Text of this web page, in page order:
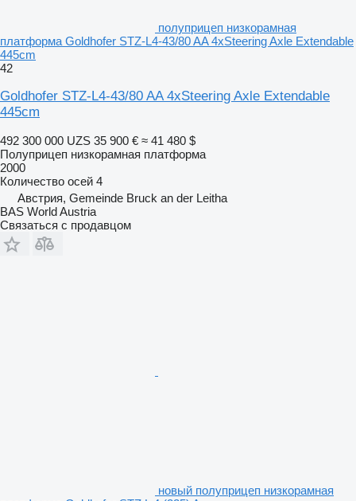
полуприцеп низкорамная
платформа Goldhofer STZ-L4-43/80 AA 4xSteering Axle Extendable
445cm
42
Goldhofer STZ-L4-43/80 AA 4xSteering Axle Extendable
445cm
492 300 000 UZS 35 900 € ≈ 41 480 $
Полуприцеп низкорамная платформа
2000
Количество осей 4
Австрия, Gemeinde Bruck an der Leitha
BAS World Austria
Связаться с продавцом
новый полуприцеп низкорамная